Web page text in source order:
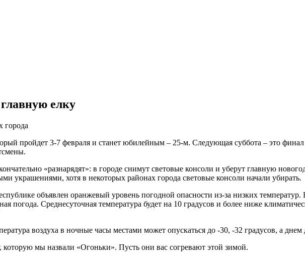
елку
города
пройдет 3-7 февраля и станет юбилейным – 25-м. Следующая суббота – это
«разнарядят»: в городе снимут световые консоли и уберут главную
украшениями, хотя в некоторых районах города световые консоли начали убирать.
объявлен оранжевый уровень погодной опасности из-за низких
погода. Среднесуточная температура будет на 10 градусов и более ниже
воздуха в ночные часы местами может опускаться до -30, -32 градусов, а днем
мы назвали «Огоньки». Пусть они вас согревают этой зимой.